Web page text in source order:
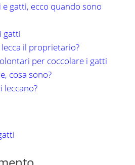
gatti, ecco quando sono
gatti
il proprietario?
per coccolare i gatti
cosa sono?
leccano?